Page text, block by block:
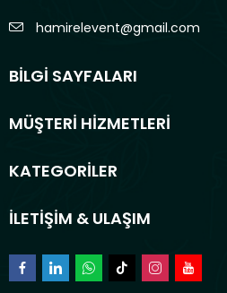
hamirelevent@gmail.com
BİLGİ SAYFALARI
MÜŞTERİ HİZMETLERİ
KATEGORİLER
İLETİŞİM & ULAŞIM